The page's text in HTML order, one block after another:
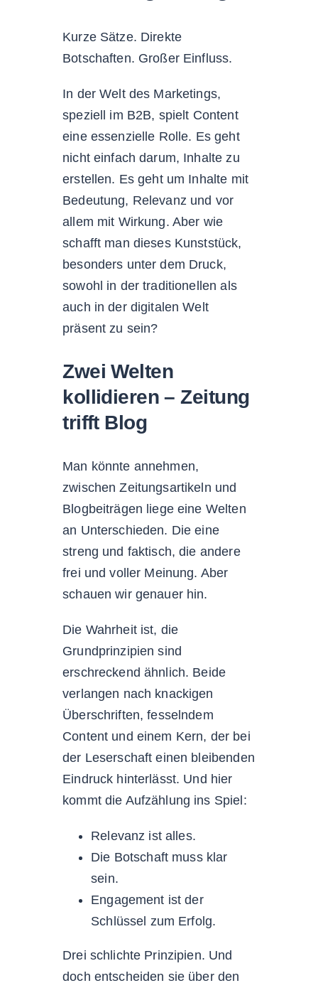
Kurze Sätze. Direkte
Botschaften. Großer Einfluss.
In der Welt des Marketings,
speziell im B2B, spielt Content
eine essenzielle Rolle. Es geht
nicht einfach darum, Inhalte zu
erstellen. Es geht um Inhalte mit
Bedeutung, Relevanz und vor
allem mit Wirkung. Aber wie
schafft man dieses Kunststück,
besonders unter dem Druck,
sowohl in der traditionellen als
auch in der digitalen Welt
präsent zu sein?
Zwei Welten
kollidieren – Zeitung
trifft Blog
Man könnte annehmen,
zwischen Zeitungsartikeln und
Blogbeiträgen liege eine Welten
an Unterschieden. Die eine
streng und faktisch, die andere
frei und voller Meinung. Aber
schauen wir genauer hin.
Die Wahrheit ist, die
Grundprinzipien sind
erschreckend ähnlich. Beide
verlangen nach knackigen
Überschriften, fesselndem
Content und einem Kern, der bei
der Leserschaft einen bleibenden
Eindruck hinterlässt. Und hier
kommt die Aufzählung ins Spiel:
Relevanz ist alles.
Die Botschaft muss klar
sein.
Engagement ist der
Schlüssel zum Erfolg.
Drei schlichte Prinzipien. Und
doch entscheiden sie über den